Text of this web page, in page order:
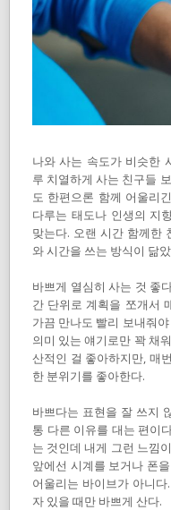
나와 사는 속도가 비슷한
루 치열하게 사는 친구들
도 한편으론 함께 어울리
다루는 태도나 인생의 지
맞는다. 오랜 시간 함께한
와 시간을 쓰는 방식이 닮
바쁘게 열심히 사는 것 좋
간 단위로 계획을 쪼개서
가끔 만나도 빨리 보내줘
의미 있는 얘기로만 꽉 채
산적인 걸 좋아하지만, 매
한 분위기를 좋아한다.
바쁘다는 표현을 잘 쓰지
통 다른 이유를 대는 편이
는 것인데 내게 그런 느낌
앞에선 시계를 보거나 폰
어울리는 바이브가 아니
자 있을 때만 바쁘게 산다.